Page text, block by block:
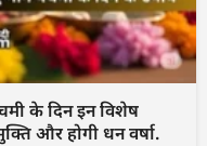
के दिन इन विशेष
और होगी धन वर्षा.